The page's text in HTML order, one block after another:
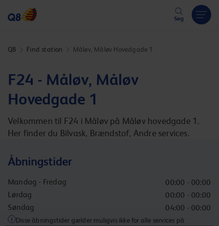
Søg
Q8 Find station Måløv, Måløv Hovedgade 1
F24 - Måløv, Måløv
Hovedgade 1
Velkommen til F24 i Måløv på Måløv hovedgade 1.
Her finder du Bilvask, Brændstof, Andre services.
Åbningstider
Mandag - Fredag
00:00 - 00:00
Lørdag
00:00 - 00:00
Søndag
04:00 - 00:00
Disse åbningstider gælder muligvis ikke for alle services på